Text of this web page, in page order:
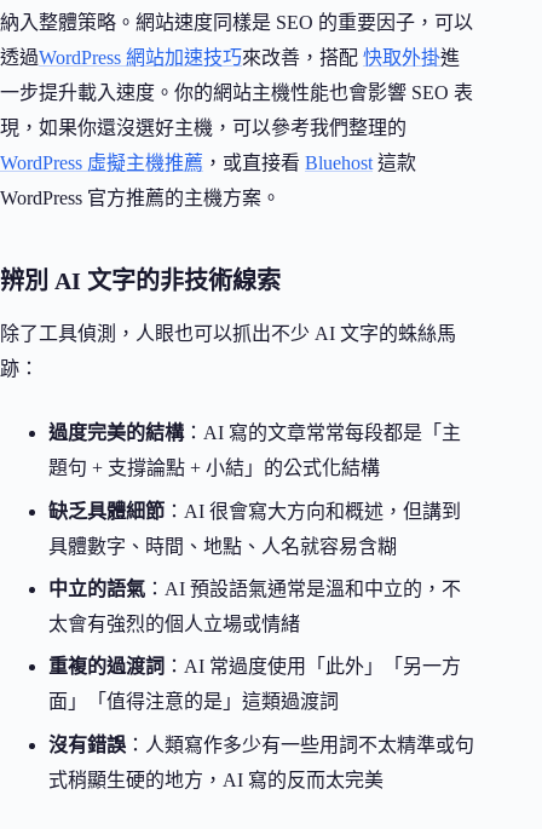
納入整體策略。網站速度同樣是 SEO 的重要因子，可以
透過WordPress 網站加速技巧來改善，搭配 快取外掛進
一步提升載入速度。你的網站主機性能也會影響 SEO 表
現，如果你還沒選好主機，可以參考我們整理的
WordPress 虛擬主機推薦 ，或直接看 Bluehost 這款
WordPress 官方推薦的主機方案。
辨別 AI 文字的非技術線索
除了工具偵測，人眼也可以抓出不少 AI 文字的蛛絲馬
跡：
過度完美的結構：AI 寫的文章常常每段都是「主
題句 + 支撐論點 + 小結」的公式化結構
缺乏具體細節 ：AI 很會寫大方向和概述，但講到
具體數字、時間、地點、人名就容易含糊
中立的語氣 ：AI 預設語氣通常是溫和中立的，不
太會有強烈的個人立場或情緒
重複的過渡詞 ：AI 常過度使用「此外」「另一方
面」「值得注意的是」這類過渡詞
沒有錯誤 ：人類寫作多少有一些用詞不太精準或句
式稍顯生硬的地方，AI 寫的反而太完美